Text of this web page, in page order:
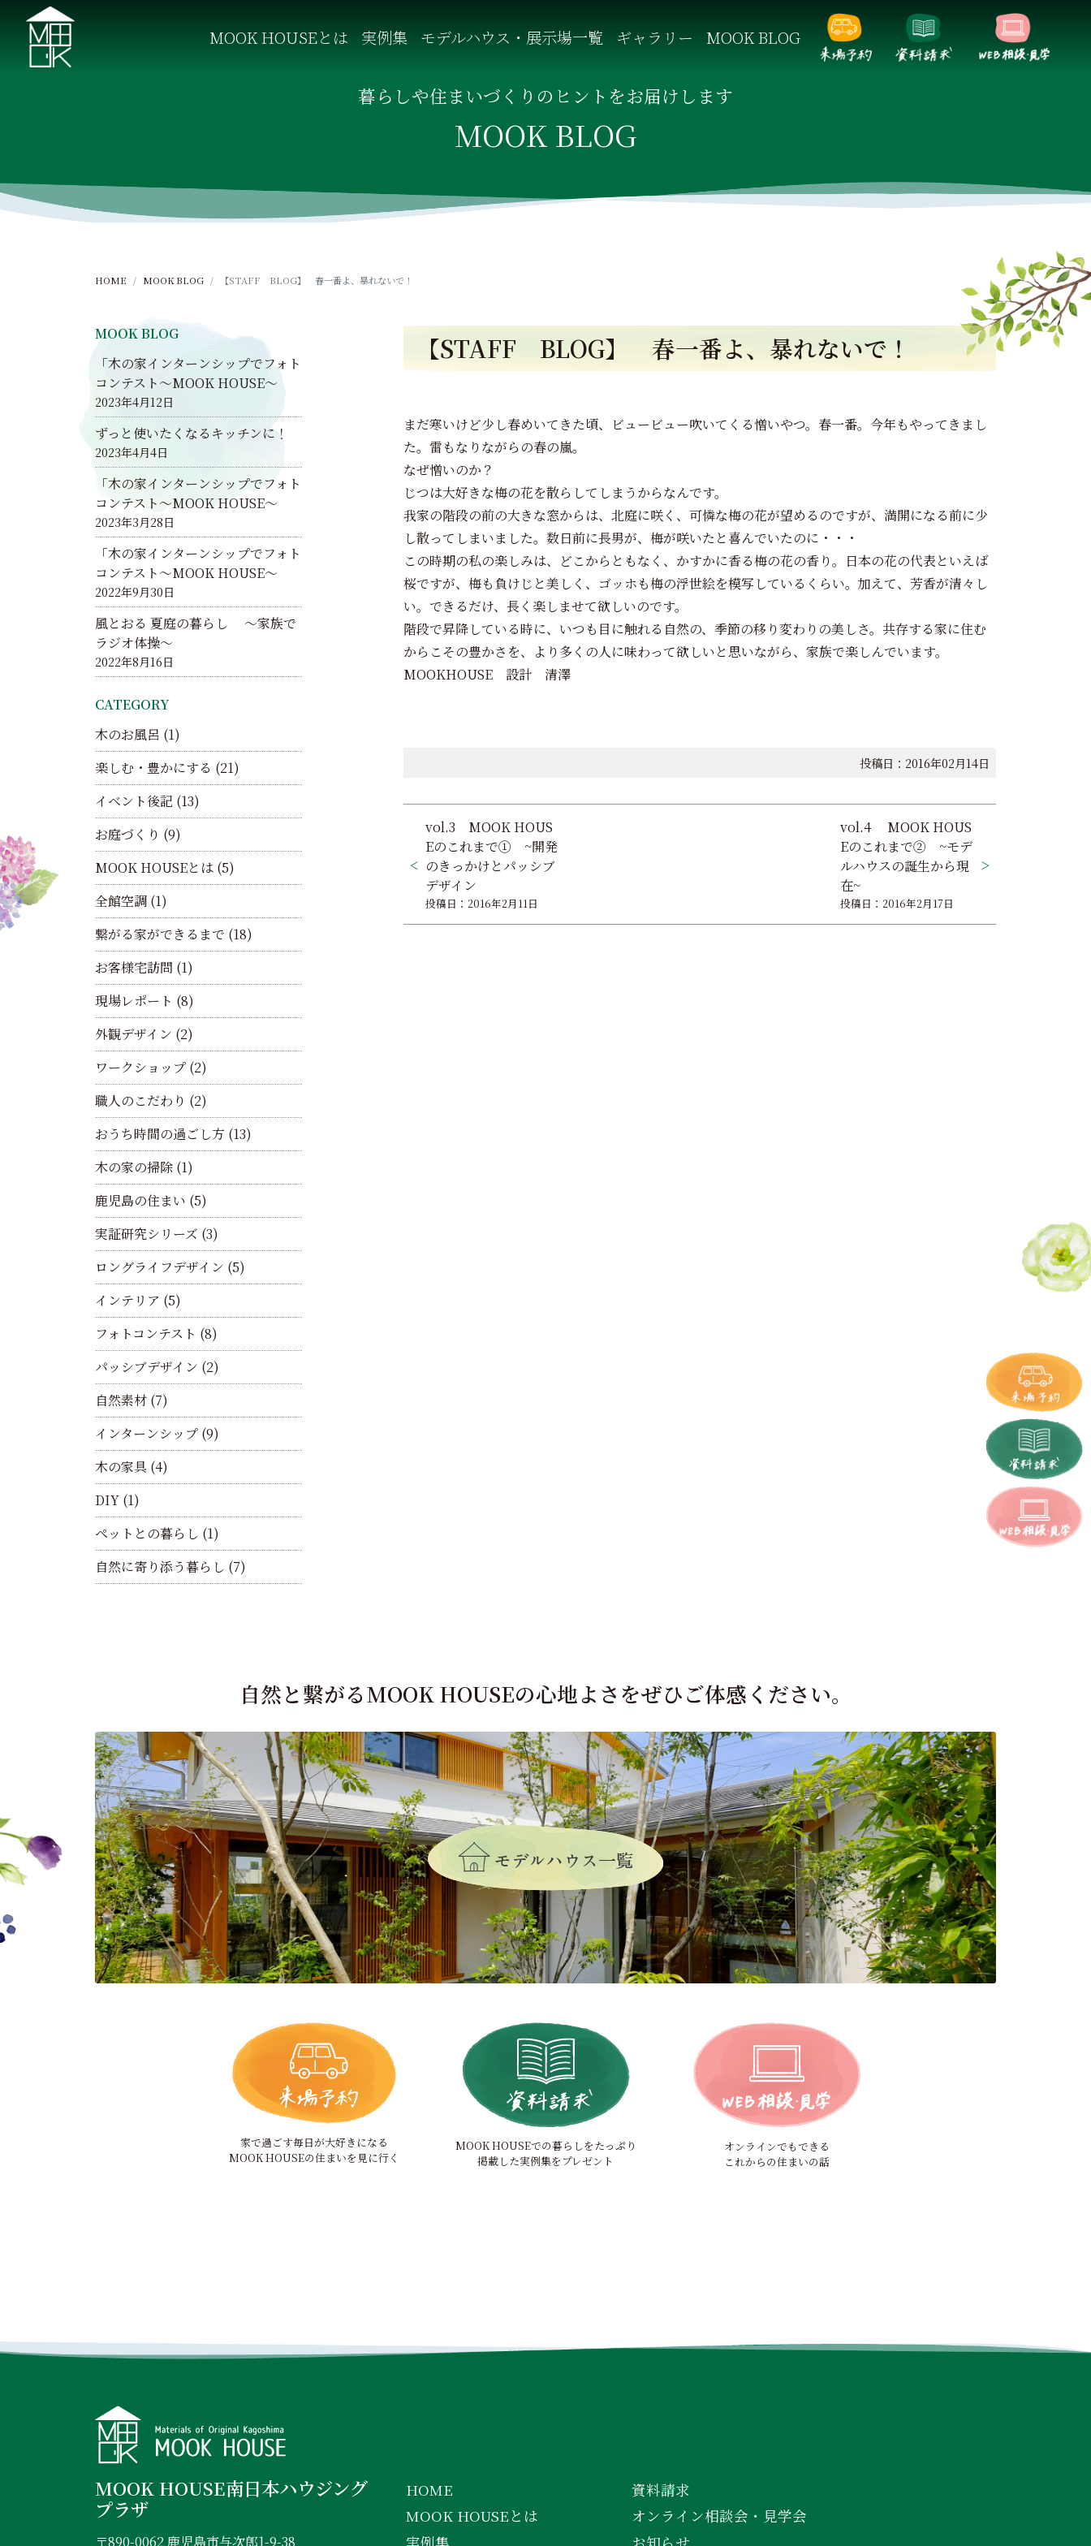
t
MOOK HOUSEとは 実例集 モデルハウス・展示場一覧 ギャラリー MOOK BLOG
暮らしや住まいづくりのヒントをお届けします
MOOK BLOG
HOME MOOK BLOG 【STAFF BLOG】 春一番よ、暴れないで！
【STAFF BLOG】 春一番よ、暴れないで！
まだ寒いけど少し春めいてきた頃、ビュービュー吹いてくる憎いやつ。春一番。今年もやってきまし
た。雷もなりながらの春の嵐。
なぜ憎いのか？
じつは大好きな梅の花を散らしてしまうからなんです。
我家の階段の前の大きな窓からは、北庭に咲く、可憐な梅の花が望めるのですが、満開になる前に少
し散ってしまいました。数日前に長男が、梅が咲いたと喜んでいたのに・・・
この時期の私の楽しみは、どこからともなく、かすかに香る梅の花の香り。日本の花の代表といえば
桜ですが、梅も負けじと美しく、ゴッホも梅の浮世絵を模写しているくらい。加えて、芳香が清々し
い。できるだけ、長く楽しませて欲しいのです。
階段で昇降している時に、いつも目に触れる自然の、季節の移り変わりの美しさ。共存する家に住む
からこその豊かさを、より多くの人に味わって欲しいと思いながら、家族で楽しんでいます。
MOOKHOUSE 設計 清澤
投稿日：2016年02月14日
投
稿
ナ
ビ
vol.3 MOOK HOUS
Eのこれまで① ~開発
のきっかけとパッシブ
デザイン
投稿日：2016年2月11日
vol.4 MOOK HOUS
Eのこれまで② ~モデ
ルハウスの誕生から現
在~
投稿日：2016年2月17日
MOOK BLOG
「木の家インターンシップでフォト
コンテスト～MOOK HOUSE～
2023年4月12日
ずっと使いたくなるキッチンに！
2023年4月4日
「木の家インターンシップでフォト
コンテスト～MOOK HOUSE～
2023年3月28日
「木の家インターンシップでフォト
コンテスト～MOOK HOUSE～
2022年9月30日
風とおる 夏庭の暮らし ～家族で
ラジオ体操～
2022年8月16日
CATEGORY
木のお風呂 (1)
楽しむ・豊かにする (21)
イベント後記 (13)
お庭づくり (9)
MOOK HOUSEとは (5)
全館空調 (1)
繋がる家ができるまで (18)
お客様宅訪問 (1)
現場レポート (8)
外観デザイン (2)
ワークショップ (2)
職人のこだわり (2)
おうち時間の過ごし方 (13)
木の家の掃除 (1)
鹿児島の住まい (5)
実証研究シリーズ (3)
ロングライフデザイン (5)
インテリア (5)
フォトコンテスト (8)
パッシブデザイン (2)
自然素材 (7)
インターンシップ (9)
木の家具 (4)
DIY (1)
ペットとの暮らし (1)
自然に寄り添う暮らし (7)
自然と繋がるMOOK HOUSEの心地よさをぜひご体感ください。
家で過ごす毎日が大好きになる
MOOK HOUSEの住まいを見に行く
MOOK HOUSEでの暮らしをたっぷり
掲載した実例集をプレゼント
オンラインでもできる
これからの住まいの話
MOOK HOUSE南日本ハウジング
プラザ
〒890-0062 鹿児島市与次郎1-9-38
HOME
MOOK HOUSEとは
資料請求
オンライン相談会・見学会